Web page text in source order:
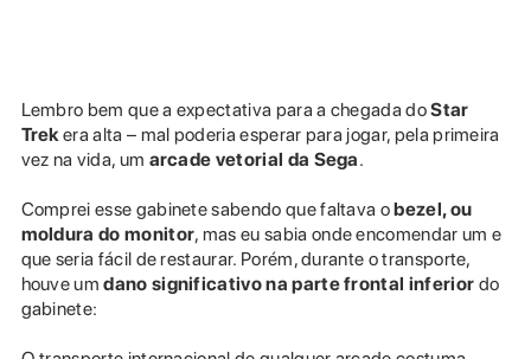
Lembro bem que a expectativa para a chegada doStar
Trekera alta – mal poderia esperar para jogar, pela primeira
vez na vida, um arcade vetorial da Sega.
Comprei esse gabinete sabendo que faltava obezel, ou
moldura do monitor, mas eu sabia onde encomendar um e
que seria fácil de restaurar. Porém, durante o transporte,
houve umdano significativo na parte frontal inferior do
gabinete: